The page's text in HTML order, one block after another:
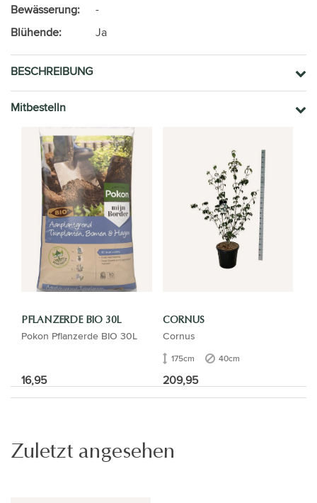
Bewässerung:
-
Blühende:
Ja
BESCHREIBUNG
Mitbestelln
PFLANZERDE BIO 30L
Pokon Pflanzerde BIO 30L
16,95
CORNUS
Cornus
175cm 40cm
209,95
Zuletzt angesehen